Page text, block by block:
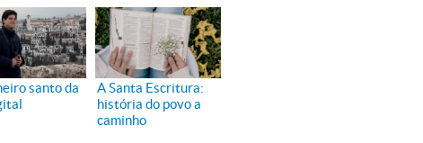
santo da
A Santa Escritura:
história do povo a
caminho